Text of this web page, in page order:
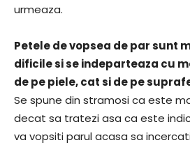
urmeaza.
Petele de vopsea de par sunt
dificile si se indeparteaza cu
de pe piele, cat si de pe
Se spune din stramosi ca este
decat sa tratezi asa ca este
va vopsiti parul acasa sa